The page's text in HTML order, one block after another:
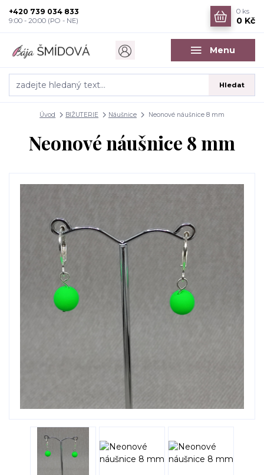
Menu
Hledat
+420 739 034 833
9:00 - 20:00 (PO - NE)
0 ks
0 Kč
Úvod BIŽUTERIE Náušnice Neonové náušnice 8 mm
Neonové náušnice 8 mm